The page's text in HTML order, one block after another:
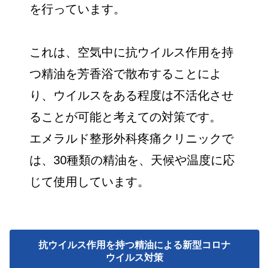
を行っています。
これは、空気中に抗ウイルス作用を持
つ精油を芳香浴で散布することによ
り、ウイルスをある程度は不活化させ
ることが可能と考えての対策です。
エメラルド整形外科疼痛クリニックで
は、30種類の精油を、天候や温度に応
じて使用しています。
抗ウイルス作用を持つ精油による新型コロナ
ウイルス対策